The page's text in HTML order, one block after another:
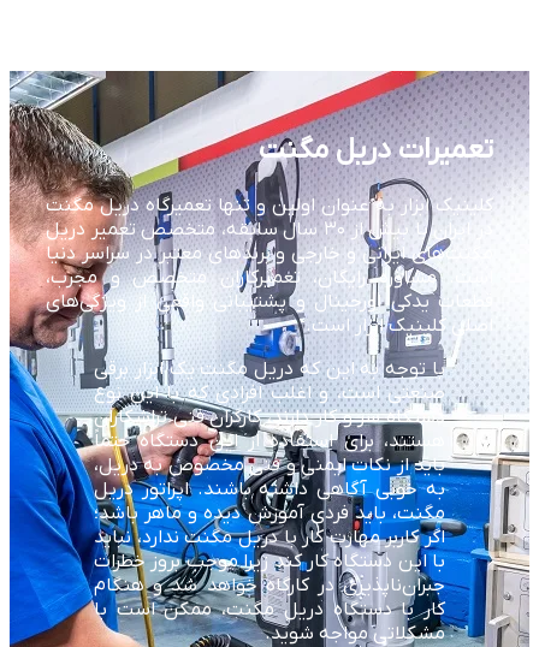
تعمیرات دریل مگنت
کلینیک ابزار به عنوان اولین و تنها تعمیرگاه دریل مگنت
در ایران با بیش از ۳۰ سال سابقه، متخصص تعمیر دریل
مگنت‌های ایرانی و خارجی و برندهای معتبر در سراسر دنیا
است. مشاوره رایگان، تعمیرکاران متخصص و مجرب،
قطعات یدکی اورجینال و پشتیبانی واقعی از ویژگی‌های
اصلی کلینیک ابزار است.
با توجه به این که دریل مگنت یک ابزار برقی
صنعتی است، و اغلب افرادی که با این نوع
دستگاه سر و کار دارند، کارگران فنی تراشکاران
هستند، برای استفاده از این دستگاه حتماً
باید از نکات ایمنی و فنی مخصوص به دریل،
به خوبی آگاهی داشته باشند. اپراتور دریل
مگنت، باید فردی آموزش دیده و ماهر باشد؛
اگر کاربر مهارت کار با دریل مگنت ندارد، نباید
با این دستگاه کار کند زیرا موجب بروز خطرات
جبران‌ناپذیری در کارگاه خواهد شد و هنگام
کار با دستگاه دریل مگنت، ممکن است با
مشکلاتی مواجه شوید.